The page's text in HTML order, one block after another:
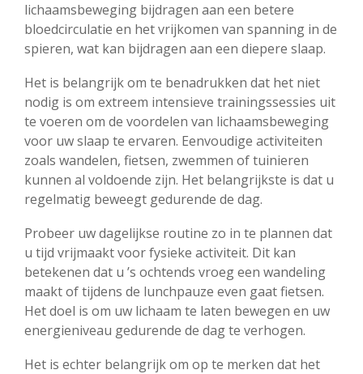
lichaamsbeweging bijdragen aan een betere
bloedcirculatie en het vrijkomen van spanning in de
spieren, wat kan bijdragen aan een diepere slaap.
Het is belangrijk om te benadrukken dat het niet
nodig is om extreem intensieve trainingssessies uit
te voeren om de voordelen van lichaamsbeweging
voor uw slaap te ervaren. Eenvoudige activiteiten
zoals wandelen, fietsen, zwemmen of tuinieren
kunnen al voldoende zijn. Het belangrijkste is dat u
regelmatig beweegt gedurende de dag.
Probeer uw dagelijkse routine zo in te plannen dat
u tijd vrijmaakt voor fysieke activiteit. Dit kan
betekenen dat u ’s ochtends vroeg een wandeling
maakt of tijdens de lunchpauze even gaat fietsen.
Het doel is om uw lichaam te laten bewegen en uw
energieniveau gedurende de dag te verhogen.
Het is echter belangrijk om op te merken dat het